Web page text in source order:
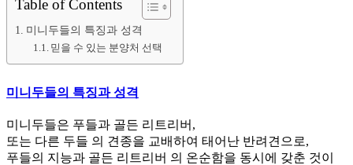
Table of Contents
미니두들의 특징과 성격
믿을 수 있는 분양처 선택
미니두들의 특징과 성격
미니두들은 푸들과 골든 리트리버,
또는 다른 두들 의 견종을 교배하여 태어난 반려견으로,
푸들의 지능과 골든 리트리버 의 온순함을 동시에 갖춘 것이